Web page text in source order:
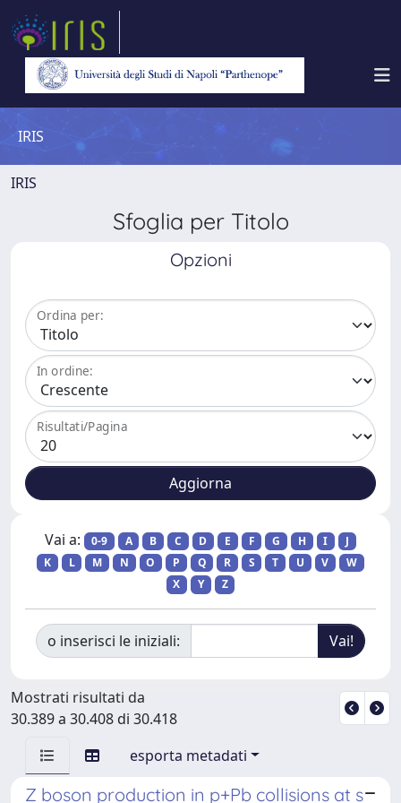
IRIS
IRIS
Sfoglia per Titolo
Opzioni
Ordina per:
In ordine:
Risultati/Pagina
Vai a: 0-9 A B C D E F G H I
J
K
L M N O P Q R S T U V
W
X
Y Z
o inserisci le iniziali:
Mostrati risultati da
30.389 a 30.408 di 30.418
esporta metadati
Z boson production in p+Pb collisions at s